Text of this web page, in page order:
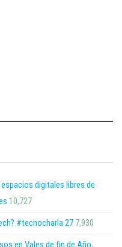
digitales libres de
10,727
#tecnocharla 27 7,930